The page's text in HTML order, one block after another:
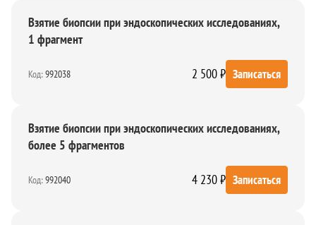
Взятие биопсии при эндоскопических исследованиях,
1 фрагмент
2 500 ₽ Записаться
Код:992038
Взятие биопсии при эндоскопических исследованиях,
более 5 фрагментов
4 230 ₽ Записаться
Код:992040